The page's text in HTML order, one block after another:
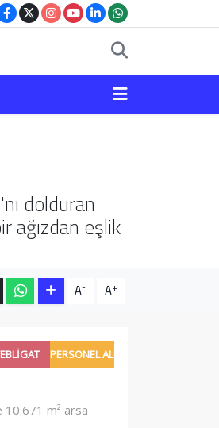
dolduran
ağızdan eşlik
A- A+